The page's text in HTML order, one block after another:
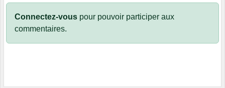
Connectez-vous pour pouvoir participer aux
commentaires.